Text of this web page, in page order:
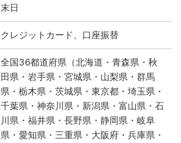
末日
クレジットカード、口座振替
全国36都道府県（北海道・青森県・秋
田県・岩手県・宮城県・山梨県・群馬
県・栃木県・茨城県・東京都・埼玉県・
千葉県・神奈川県・新潟県・富山県・石
川県・福井県・長野県・静岡県・岐阜
県・愛知県・三重県・大阪府・兵庫県・